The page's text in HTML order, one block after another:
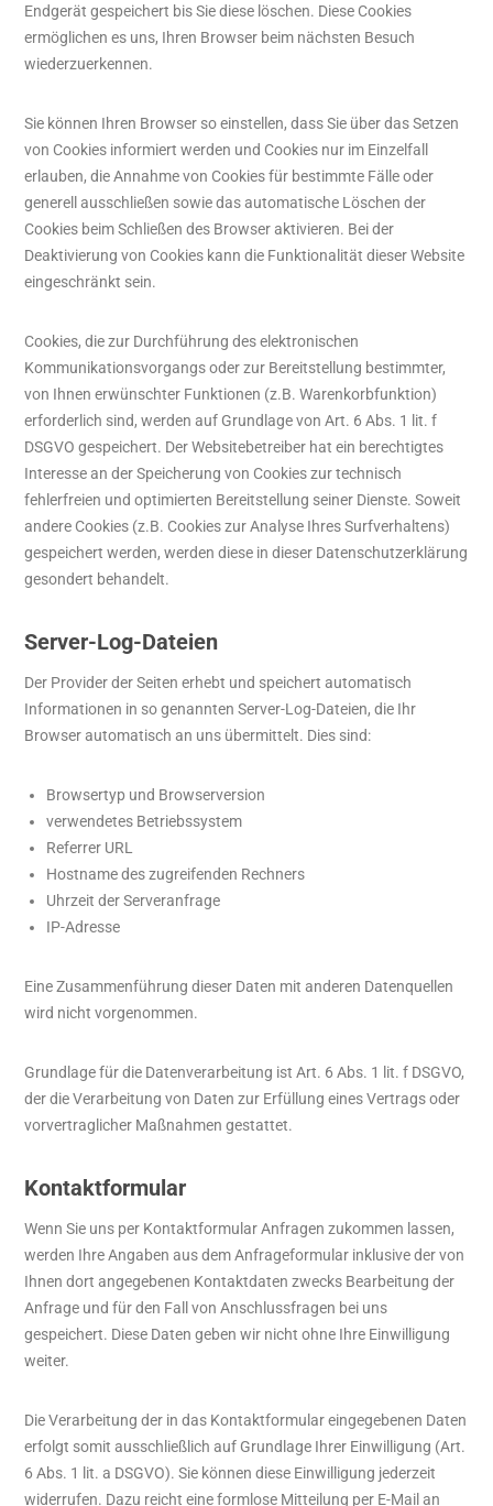
Endgerät gespeichert bis Sie diese löschen. Diese Cookies
ermöglichen es uns, Ihren Browser beim nächsten Besuch
wiederzuerkennen.
Sie können Ihren Browser so einstellen, dass Sie über das Setzen
von Cookies informiert werden und Cookies nur im Einzelfall
erlauben, die Annahme von Cookies für bestimmte Fälle oder
generell ausschließen sowie das automatische Löschen der
Cookies beim Schließen des Browser aktivieren. Bei der
Deaktivierung von Cookies kann die Funktionalität dieser Website
eingeschränkt sein.
Cookies, die zur Durchführung des elektronischen
Kommunikationsvorgangs oder zur Bereitstellung bestimmter,
von Ihnen erwünschter Funktionen (z.B. Warenkorbfunktion)
erforderlich sind, werden auf Grundlage von Art. 6 Abs. 1 lit. f
DSGVO gespeichert. Der Websitebetreiber hat ein berechtigtes
Interesse an der Speicherung von Cookies zur technisch
fehlerfreien und optimierten Bereitstellung seiner Dienste. Soweit
andere Cookies (z.B. Cookies zur Analyse Ihres Surfverhaltens)
gespeichert werden, werden diese in dieser Datenschutzerklärung
gesondert behandelt.
Server-Log-Dateien
Der Provider der Seiten erhebt und speichert automatisch
Informationen in so genannten Server-Log-Dateien, die Ihr
Browser automatisch an uns übermittelt. Dies sind:
Browsertyp und Browserversion
verwendetes Betriebssystem
Referrer URL
Hostname des zugreifenden Rechners
Uhrzeit der Serveranfrage
IP-Adresse
Eine Zusammenführung dieser Daten mit anderen Datenquellen
wird nicht vorgenommen.
Grundlage für die Datenverarbeitung ist Art. 6 Abs. 1 lit. f DSGVO,
der die Verarbeitung von Daten zur Erfüllung eines Vertrags oder
vorvertraglicher Maßnahmen gestattet.
Kontaktformular
Wenn Sie uns per Kontaktformular Anfragen zukommen lassen,
werden Ihre Angaben aus dem Anfrageformular inklusive der von
Ihnen dort angegebenen Kontaktdaten zwecks Bearbeitung der
Anfrage und für den Fall von Anschlussfragen bei uns
gespeichert. Diese Daten geben wir nicht ohne Ihre Einwilligung
weiter.
Die Verarbeitung der in das Kontaktformular eingegebenen Daten
erfolgt somit ausschließlich auf Grundlage Ihrer Einwilligung (Art.
6 Abs. 1 lit. a DSGVO). Sie können diese Einwilligung jederzeit
widerrufen. Dazu reicht eine formlose Mitteilung per E-Mail an